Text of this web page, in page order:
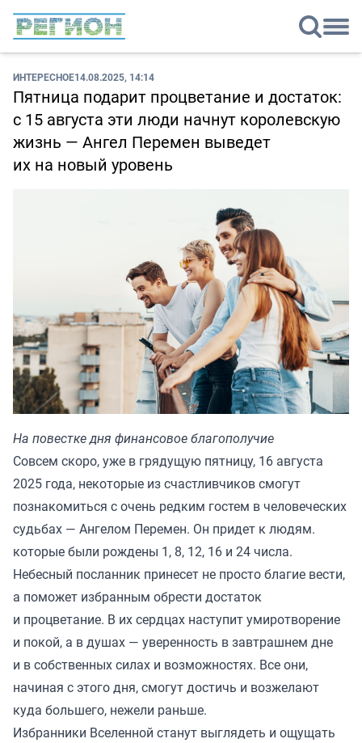
ИНТЕРЕСНОЕ14.08.2025, 14:14
Пятница подарит процветание и достаток:
с 15 августа эти люди начнут королевскую
жизнь — Ангел Перемен выведет
их на новый уровень
На повестке дня финансовое благополучие
Совсем скоро, уже в грядущую пятницу, 16 августа
2025 года, некоторые из счастливчиков смогут
познакомиться с очень редким гостем в человеческих
судьбах — Ангелом Перемен. Он придет к людям.
которые были рождены 1, 8, 12, 16 и 24 числа.
Небесный посланник принесет не просто благие вести,
а поможет избранным обрести достаток
и процветание. В их сердцах наступит умиротворение
и покой, а в душах — уверенность в завтрашнем дне
и в собственных силах и возможностях. Все они,
начиная с этого дня, смогут достичь и возжелают
куда большего, нежели раньше.
Избранники Вселенной станут выглядеть и ощущать